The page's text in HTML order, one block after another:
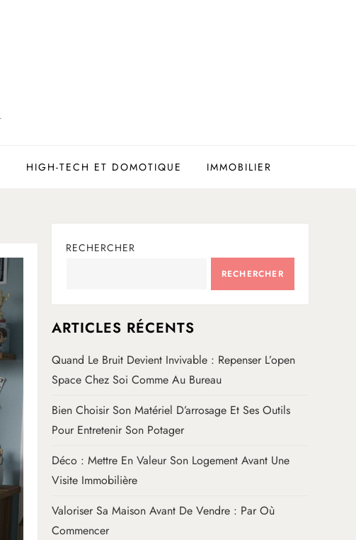
HIGH-TECH ET DOMOTIQUE IMMOBILIER
RECHERCHER
RECHERCHER
ARTICLES RÉCENTS
Quand Le Bruit Devient Invivable : Repenser L’open
Space Chez Soi Comme Au Bureau
Bien Choisir Son Matériel D’arrosage Et Ses Outils
Pour Entretenir Son Potager
Déco : Mettre En Valeur Son Logement Avant Une
Visite Immobilière
Valoriser Sa Maison Avant De Vendre : Par Où
Commencer